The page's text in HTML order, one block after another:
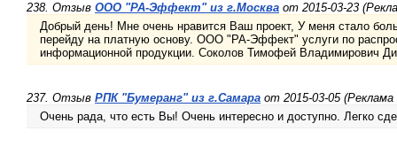
238. Отзыв ООО "РА-Эффект" из г.Москва от 2015-03-23
Добрый день! Мне очень нравится Ваш проект, У меня стало
перейду на платную основу. ООО "РА-Эффект" услуги по
информационной продукции. Соколов Тимофей Владимирович
237. Отзыв РПК "Бумеранг" из г.Самара от 2015-03-05 (Реклама
Очень рада, что есть Вы! Очень интересно и доступно. Легко